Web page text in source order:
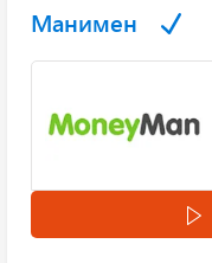
Манимен